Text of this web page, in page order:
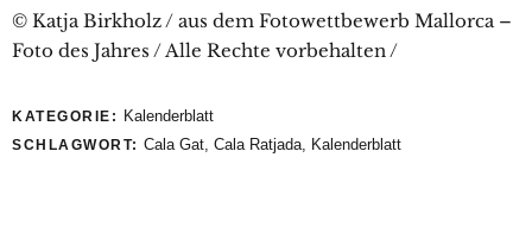
© Katja Birkholz / aus dem Fotowettbewerb Mallorca –
Foto des Jahres / Alle Rechte vorbehalten /
KATEGORIE: Kalenderblatt
SCHLAGWORT: Cala Gat Cala Ratjada Kalenderblatt